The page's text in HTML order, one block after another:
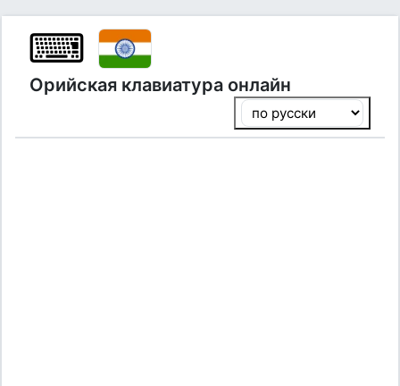
⌨
Орийская клавиатура онлайн